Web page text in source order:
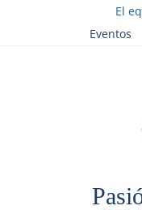
El
Eventos